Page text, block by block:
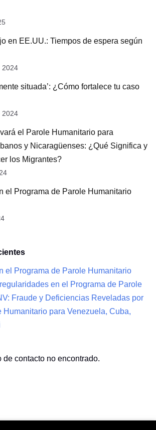
en EE.UU.: Tiempos de espera según
2024
situada’: ¿Cómo fortalece tu caso
2024
el Parole Humanitario para
y Nicaragüenses: ¿Qué Significa y
los Migrantes?
el Programa de Parole Humanitario
el Programa de Parole Humanitario
en el Programa de Parole
Fraude y Deficiencias Reveladas por
Humanitario para Venezuela, Cuba,
de contacto no encontrado.